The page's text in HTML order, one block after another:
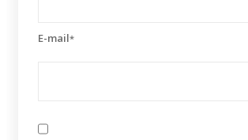
E-mail*